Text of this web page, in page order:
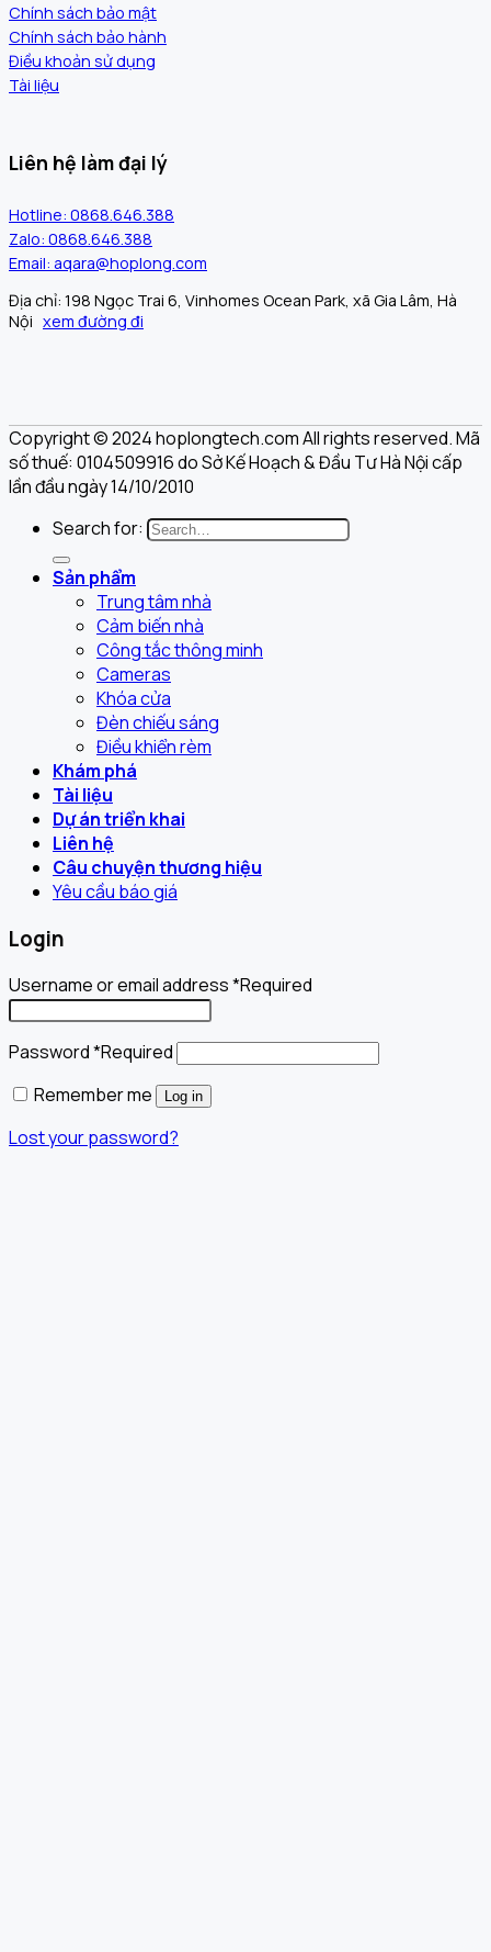
Chính sách bảo mật
Chính sách bảo hành
Điều khoản sử dụng
Tài liệu
Liên hệ làm đại lý
Hotline: 0868.646.388
Zalo: 0868.646.388
Email: aqara@hoplong.com
Địa chỉ: 198 Ngọc Trai 6, Vinhomes Ocean Park, xã Gia Lâm, Hà
Nội xem đường đi
Copyright © 2024 hoplongtech.com All rights reserved. Mã
số thuế: 0104509916 do Sở Kế Hoạch & Đầu Tư Hà Nội cấp
lần đầu ngày 14/10/2010
Search for:
Sản phẩm
Trung tâm nhà
Cảm biến nhà
Công tắc thông minh
Cameras
Khóa cửa
Đèn chiếu sáng
Điều khiển rèm
Khám phá
Tài liệu
Dự án triển khai
Liên hệ
Câu chuyện thương hiệu
Yêu cầu báo giá
Login
Username or email address*Required
Password*Required
Remember me
Log in
Lost your password?